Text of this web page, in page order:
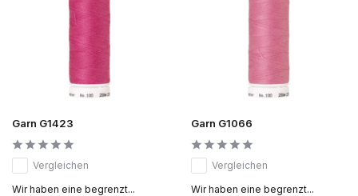
Garn G1423
Vergleichen
Wir haben eine begrenzt...
Garn G1066
Vergleichen
Wir haben eine begrenzt...